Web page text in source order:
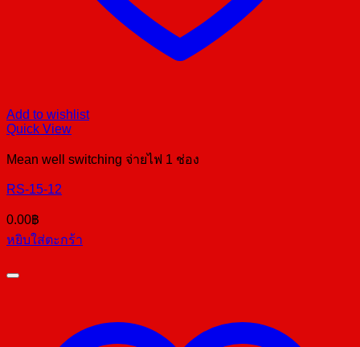
Add to wishlist
Quick View
Mean well switching จ่ายไฟ 1 ช่อง
RS-15-12
0.00฿
หยิบใส่ตะกร้า